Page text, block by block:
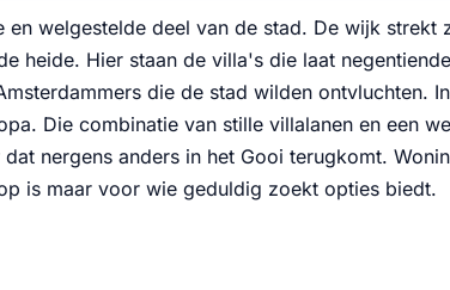
welgestelde deel van de stad. De wijk strekt
heide. Hier staan de villa's die laat
die de stad wilden ontvluchten.
Die combinatie van stille villalanen en een
nergens anders in het Gooi terugkomt.
is maar voor wie geduldig zoekt opties biedt.